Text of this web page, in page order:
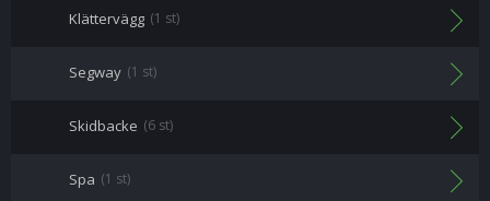
Klättervägg (1 st)
Segway (1 st)
Skidbacke (6 st)
Spa (1 st)